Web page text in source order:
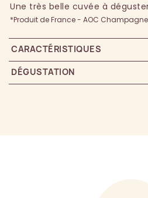
Une très belle cuvée à
*Produit de France - AOC
CARACTÉRISTIQUES
DÉGUSTATION